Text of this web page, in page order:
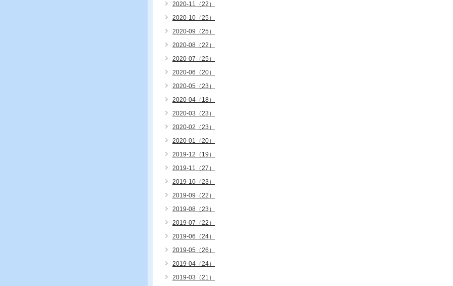
2020-11（22）
2020-10（25）
2020-09（25）
2020-08（22）
2020-07（25）
2020-06（20）
2020-05（23）
2020-04（18）
2020-03（23）
2020-02（23）
2020-01（20）
2019-12（19）
2019-11（27）
2019-10（23）
2019-09（22）
2019-08（23）
2019-07（22）
2019-06（24）
2019-05（26）
2019-04（24）
2019-03（21）